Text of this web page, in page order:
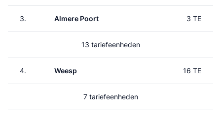
3. Almere Poort 3 TE
13 tariefeenheden
4. Weesp 16 TE
7 tariefeenheden